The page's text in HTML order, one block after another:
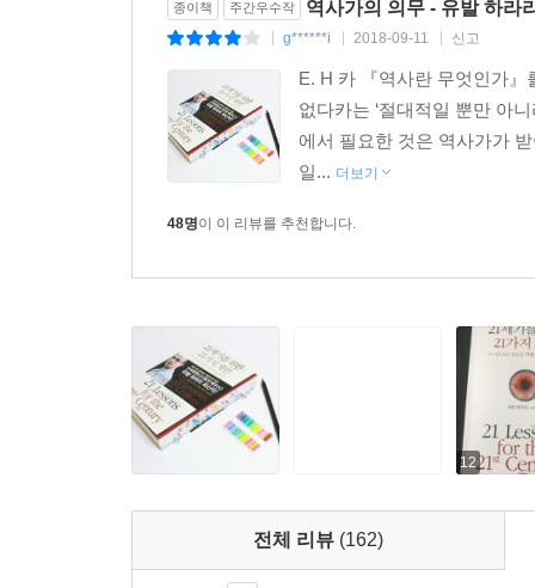
종이책 주간우수작 역사가의 의무 - 유발 하라
g******i 2018-09-11 신고
E. H 카 『역사란 무엇인가
없다카는 ‘절대적일 뿐만 아
에서 필요한 것은 역사가가
일... 더보기
48명이 이 리뷰를 추천합니다.
12
전체 리뷰 (162)